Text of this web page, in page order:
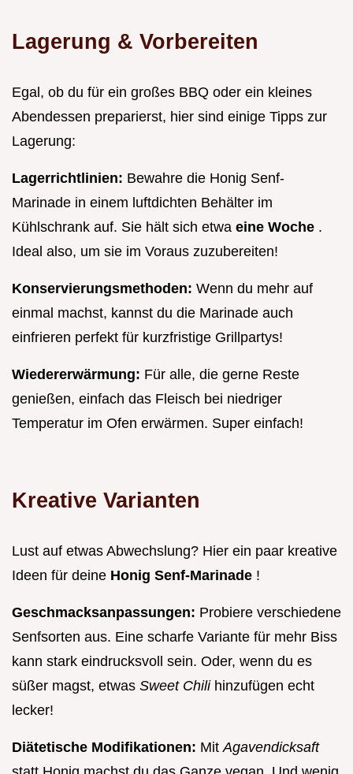
Lagerung & Vorbereiten
Egal, ob du für ein großes BBQ oder ein kleines
Abendessen preparierst, hier sind einige Tipps zur
Lagerung:
Lagerrichtlinien: Bewahre die Honig Senf-
Marinade in einem luftdichten Behälter im
Kühlschrank auf. Sie hält sich etwa eine Woche .
Ideal also, um sie im Voraus zuzubereiten!
Konservierungsmethoden: Wenn du mehr auf
einmal machst, kannst du die Marinade auch
einfrieren perfekt für kurzfristige Grillpartys!
Wiedererwärmung: Für alle, die gerne Reste
genießen, einfach das Fleisch bei niedriger
Temperatur im Ofen erwärmen. Super einfach!
Kreative Varianten
Lust auf etwas Abwechslung? Hier ein paar kreative
Ideen für deine Honig Senf-Marinade !
Geschmacksanpassungen: Probiere verschiedene
Senfsorten aus. Eine scharfe Variante für mehr Biss
kann stark eindrucksvoll sein. Oder, wenn du es
süßer magst, etwas Sweet Chili hinzufügen echt
lecker!
Diätetische Modifikationen: Mit Agavendicksaft